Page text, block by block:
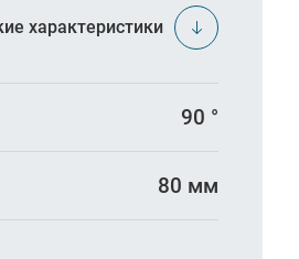
и обработка канавок
характеристики
90 °
80 мм